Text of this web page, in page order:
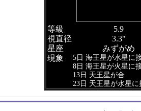
等級 5.9
視直径
3.3"
星座
みずがめ
現象
5日 海王星が水星に
8日 海王星が火星に
13日 天王星が合
23日 天王星が水星に